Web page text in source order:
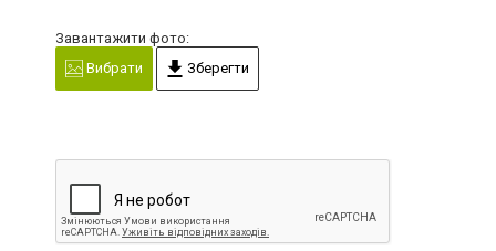
Завантажити фото:
Вибрати
Зберегти